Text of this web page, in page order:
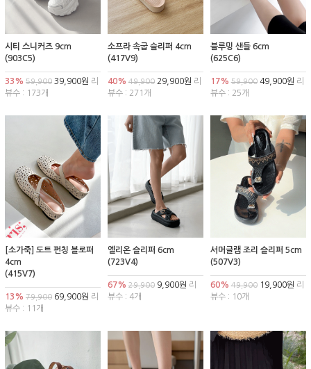
시티 스니커즈 9cm
(903C5)
33% 59,900 39,900원 리
뷰수 : 173개
소프라 속굽 슬리퍼 4cm
(417V9)
40% 49,90029,900원 리
뷰수 : 271개
블루밍 샌들 6cm
(625C6)
17% 59,90049,900원 리
뷰수 : 25개
[소가죽] 도트 펀칭 블로퍼
4cm
(415V7)
13% 79,900 69,900원 리
뷰수 : 11개
엘리온 슬리퍼 6cm
(723V4)
67% 29,9009,900원 리
뷰수 : 4개
서머글램 조리 슬리퍼 5cm
(507V3)
60% 49,90019,900원 리
뷰수 : 10개